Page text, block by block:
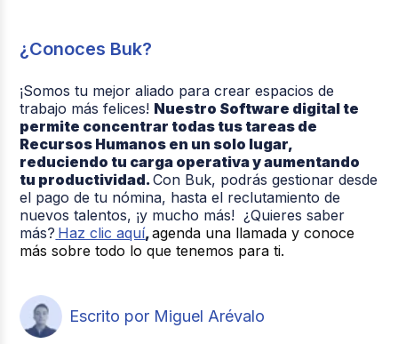
¿Conoces Buk?
¡Somos tu mejor aliado para crear espacios de
trabajo más felices! Nuestro Software digital te
permite concentrar todas tus tareas de
Recursos Humanos en un solo lugar,
reduciendo tu carga operativa y aumentando
tu productividad.Con Buk, podrás gestionar desde
el pago de tu nómina, hasta el reclutamiento de
nuevos talentos, ¡y mucho más! ¿Quieres saber
más? Haz clic aquí,agenda una llamada y conoce
más sobre todo lo que tenemos para ti.
Escrito por Miguel Arévalo